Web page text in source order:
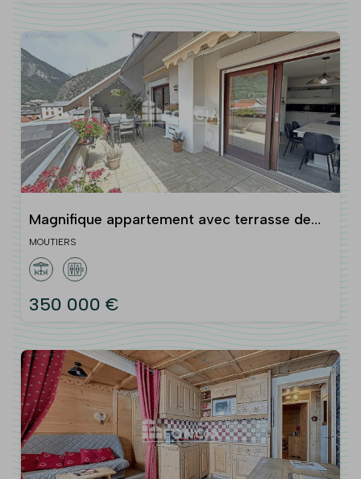
Magnifique appartement avec terrasse de
40 m2
MOUTIERS
350 000 €